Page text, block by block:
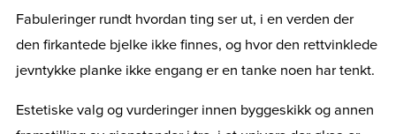
Fabuleringer rundt hvordan ting ser ut, i en verden der
den firkantede bjelke ikke finnes, og hvor den rettvinklede
jevntykke planke ikke engang er en tanke noen har tenkt.
Estetiske valg og vurderinger innen byggeskikk og annen